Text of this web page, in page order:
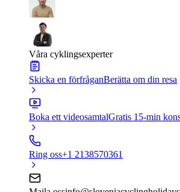
Våra cyklingsexperter
Skicka en förfråganBerätta om din resa
Boka ett videosamtalGratis 15-min
Ring oss+1 2138570361